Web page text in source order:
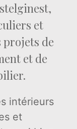
et
projets de
et de
intérieurs
et